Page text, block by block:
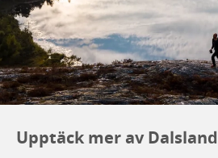
Upptäck mer av Dalsland